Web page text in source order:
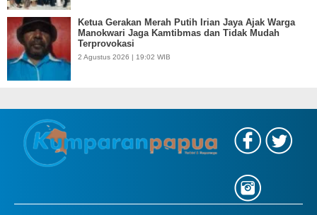
Ketua Gerakan Merah Putih Irian Jaya Ajak Warga
Manokwari Jaga Kamtibmas dan Tidak Mudah
Terprovokasi
2 Agustus 2026 | 19:02 WIB